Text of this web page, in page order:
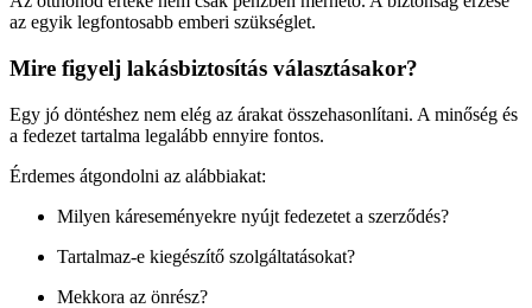
az egyik legfontosabb emberi szükséglet.
Mire figyelj lakásbiztosítás választásakor?
Egy jó döntéshez nem elég az árakat összehasonlítani. A minőség és
a fedezet tartalma legalább ennyire fontos.
Érdemes átgondolni az alábbiakat:
Milyen káreseményekre nyújt fedezetet a szerződés?
Tartalmaz-e kiegészítő szolgáltatásokat?
Mekkora az önrész?